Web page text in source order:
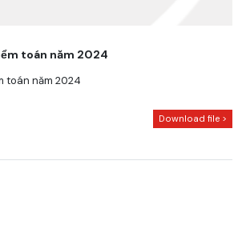
toán năm 2024
toán năm 2024
Download file >